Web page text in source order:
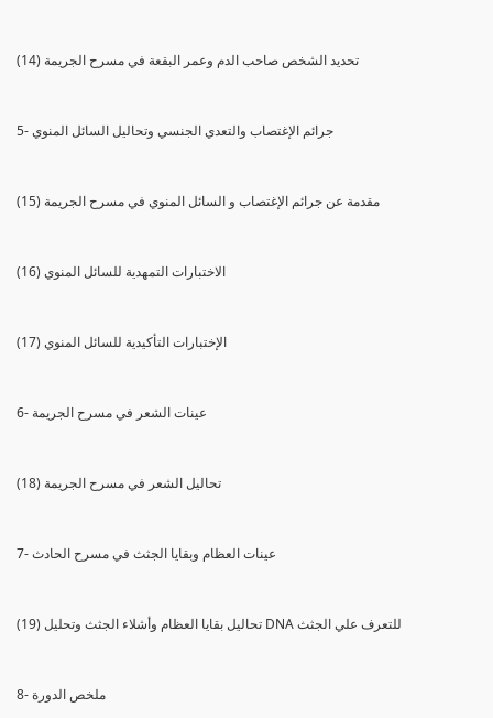
(14) تحديد الشخص صاحب الدم وعمر البقعة في مسرح الجريمة
5- جرائم الإغتصاب والتعدي الجنسي وتحاليل السائل المنوي
(15) مقدمة عن جرائم الإغتصاب و السائل المنوي في مسرح الجريمة
(16) الاختبارات التمهدية للسائل المنوي
(17) الإختبارات التأكيدية للسائل المنوي
6- عينات الشعر في مسرح الجريمة
(18) تحاليل الشعر في مسرح الجريمة
7- عينات العظام وبقايا الجثث في مسرح الحادث
(19) تحاليل بقايا العظام وأشلاء الجثث وتحليل DNA للتعرف علي الجثث
8- ملخص الدورة